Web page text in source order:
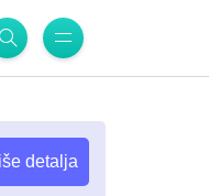
detalja